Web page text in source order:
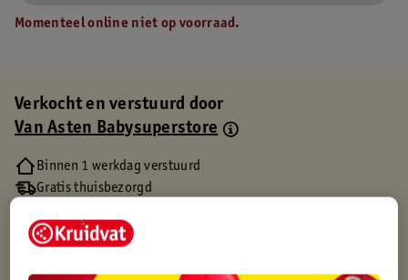
Momenteel online niet op voorraad.
Verkocht en verstuurd door
Van Asten Babysuperstore
Binnen 1 werkdag verstuurd
Gratis thuisbezorgd
Gratis punten met je Kruidvat kaart